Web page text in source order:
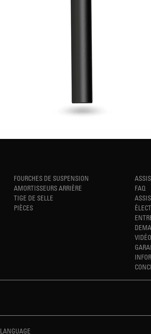
FOURCHES DE SUSPENSION
AMORTISSEURS ARRIÈRE
TIGE DE SELLE
PIÈCES
FAQ
LANGUAGE